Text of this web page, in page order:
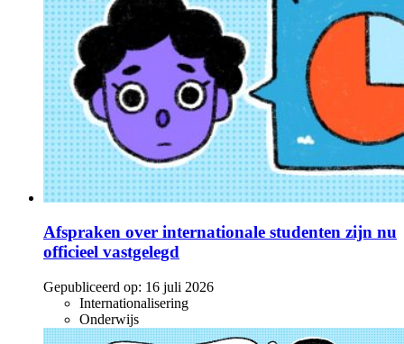
Afspraken over internationale studenten zijn nu
officieel vastgelegd
Gepubliceerd op: 16 juli 2026
Internationalisering
Onderwijs